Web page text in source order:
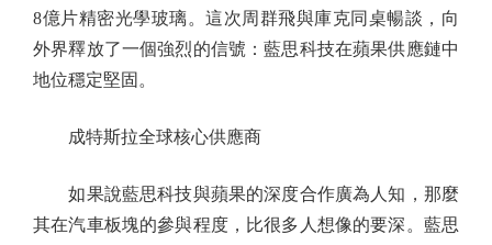
8億片精密光學玻璃。這次周群飛與庫克同桌暢談，向
外界釋放了一個強烈的信號：藍思科技在蘋果供應鏈中
地位穩定堅固。
成特斯拉全球核心供應商
如果說藍思科技與蘋果的深度合作廣為人知，那麼
其在汽車板塊的參與程度，比很多人想像的要深。藍思